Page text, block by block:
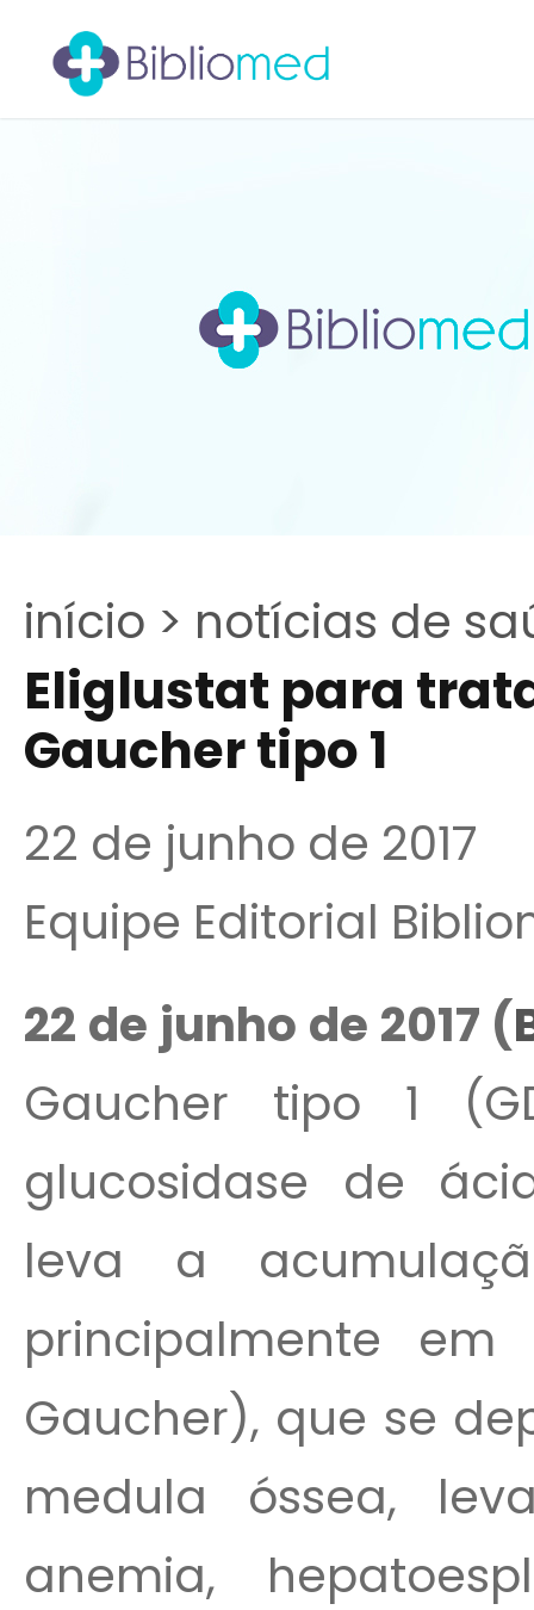
início > notícias de
Eliglustat para
Gaucher tipo 1
22 de junho de 2017
Equipe Editorial
22 de junho de 2017 (
Gaucher tipo 1
glucosidase de
leva a
principalmente
Gaucher), que se
medula óssea,
anemia,